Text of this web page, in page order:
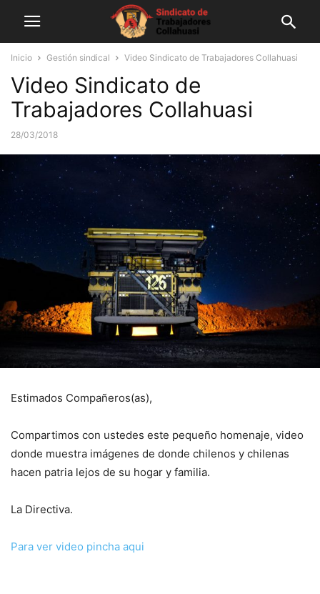
Inicio Gestión sindical Video Sindicato de Trabajadores Collahuasi
Video Sindicato de
Trabajadores Collahuasi
28/03/2018
Estimados Compañeros(as),
Compartimos con ustedes este pequeño homenaje, video
donde muestra imágenes de donde chilenos y chilenas
hacen patria lejos de su hogar y familia.
La Directiva.
Para ver video pincha aqui